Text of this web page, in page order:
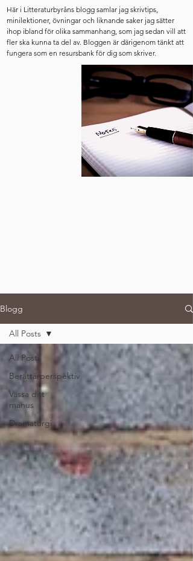
Här i Litteraturbyråns blogg samlar jag skrivtips,
minilektioner, övningar och liknande saker jag sätter
ihop ibland för olika sammanhang, som jag sedan vill att
fler ska kunna ta del av. Bloggen är därigenom tänkt att
fungera som en resursbank för dig som skriver.
Blogg
All Posts
Berättarperspektiv
Vässa ditt
manus
Dramaturgi
All Posts